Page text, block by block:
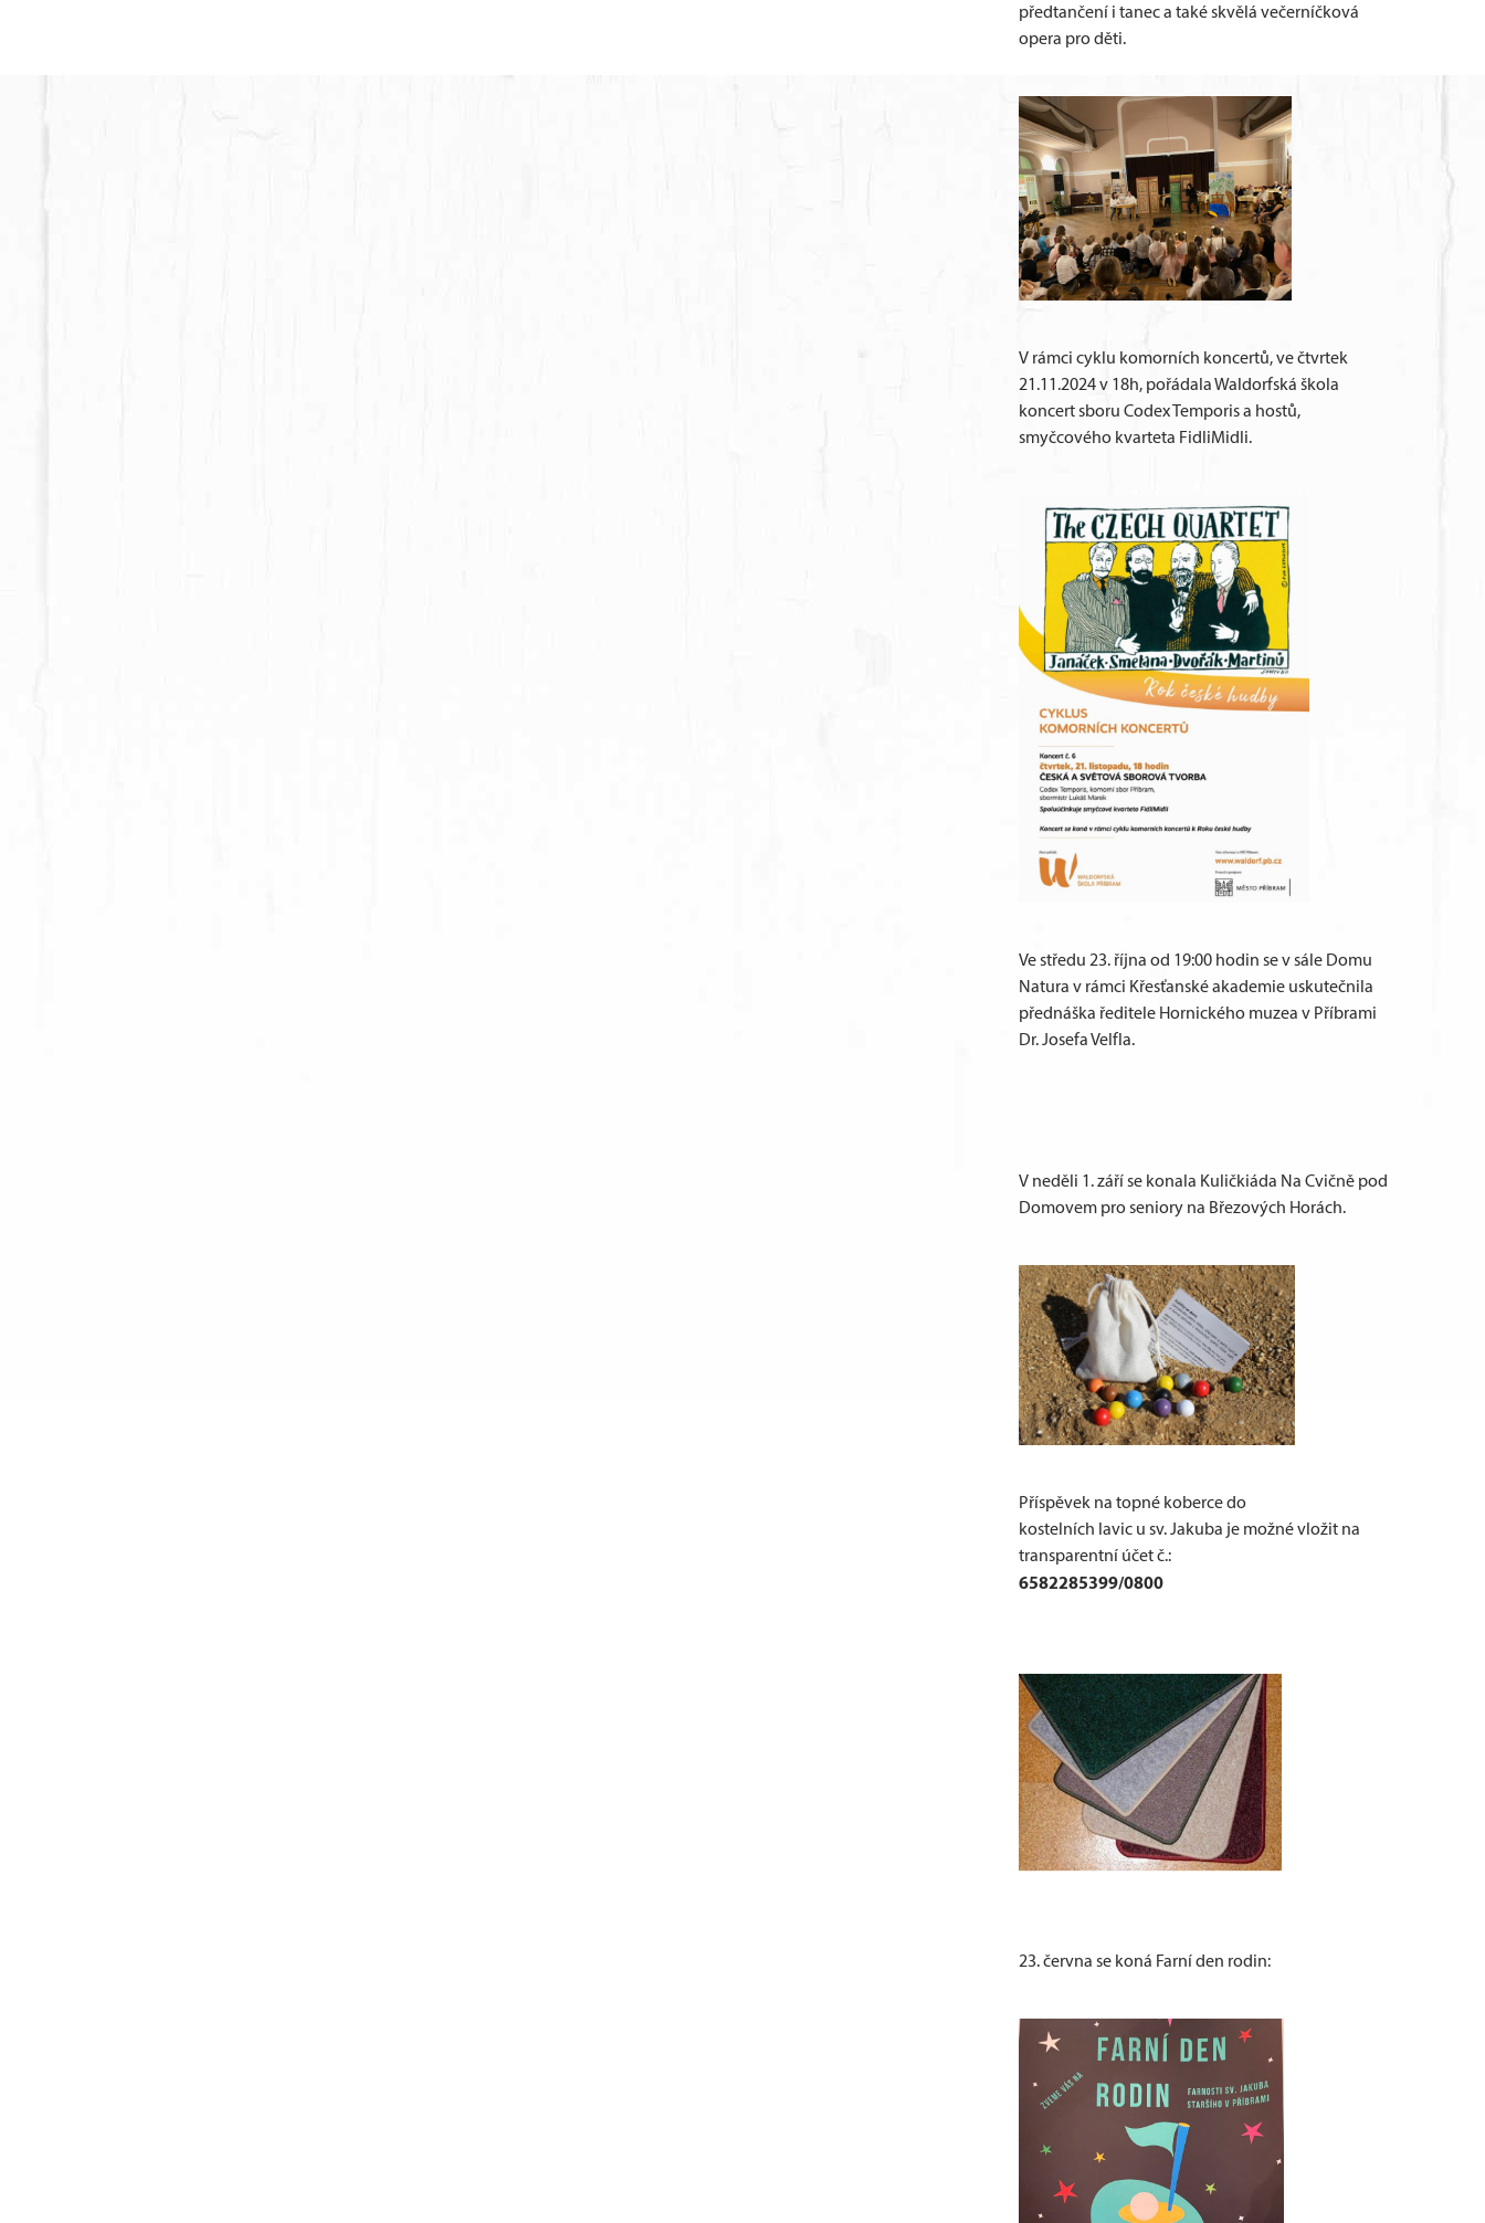
předtančení i tanec a také skvělá večerníčková
opera pro děti.
V rámci cyklu komorních koncertů, ve čtvrtek
21.11.2024 v 18h, pořádala Waldorfská škola
koncert sboru Codex Temporis a hostů,
smyčcového kvarteta FidliMidli.
Ve středu 23. října od 19:00 hodin se v sále Domu
Natura v rámci Křesťanské akademie uskutečnila
přednáška ředitele Hornického muzea v Příbrami
Dr. Josefa Velfla.
V neděli 1. září se konala Kuličkiáda Na Cvičně pod
Domovem pro seniory na Březových Horách.
Příspěvek na topné koberce do
kostelních lavic u sv. Jakuba je možné vložit na
transparentní účet č.:
6582285399/0800
23. června se koná Farní den rodin: